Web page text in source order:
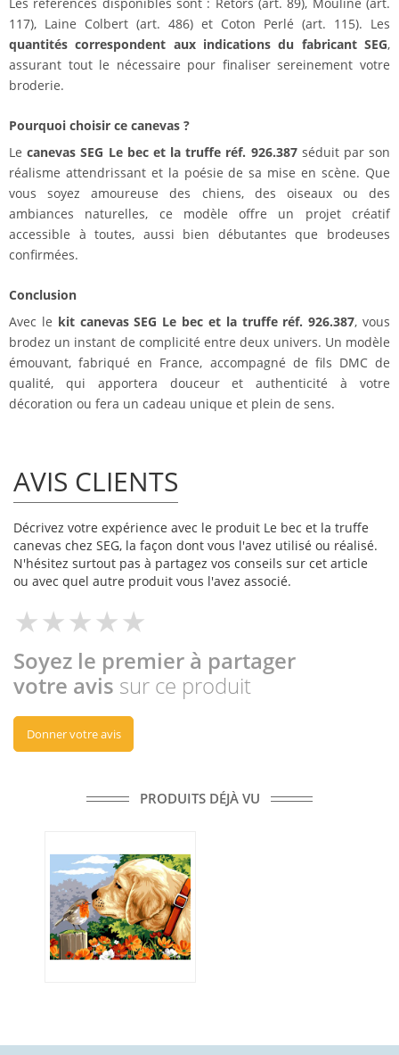
117), Laine Colbert (art. 486) et Coton Perlé (art. 115). Les
quantités correspondent aux indications du fabricant SEG,
assurant tout le nécessaire pour finaliser sereinement votre
broderie.
Pourquoi choisir ce canevas ?
Lecanevas SEG Le bec et la truffe réf. 926.387séduit par son
réalisme attendrissant et la poésie de sa mise en scène. Que
vous soyez amoureuse des chiens, des oiseaux ou des
ambiances naturelles, ce modèle offre un projet créatif
accessible à toutes, aussi bien débutantes que brodeuses
confirmées.
Conclusion
Avec le kit canevas SEG Le bec et la truffe réf. 926.387, vous
brodez un instant de complicité entre deux univers. Un modèle
émouvant, fabriqué en France, accompagné de fils DMC de
qualité, qui apportera douceur et authenticité à votre
décoration ou fera un cadeau unique et plein de sens.
AVIS CLIENTS
Décrivez votre expérience avec le produit Le bec et la truffe
canevas chez SEG, la façon dont vous l'avez utilisé ou réalisé.
N'hésitez surtout pas à partagez vos conseils sur cet article
ou avec quel autre produit vous l'avez associé.
Soyez le premier à partager
votre avis sur ce produit
Donner votre avis
PRODUITS DÉJÀ VU